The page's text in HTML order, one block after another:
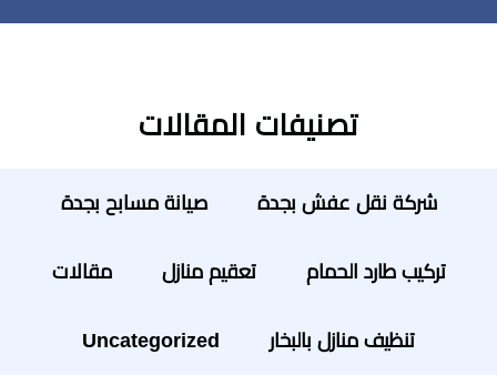
تصنيفات المقالات
شركة نقل عفش بجدة صيانة مسابح بجدة
تركيب طارد الحمام تعقيم منازل مقالات
تنظيف منازل بالبخار Uncategorized